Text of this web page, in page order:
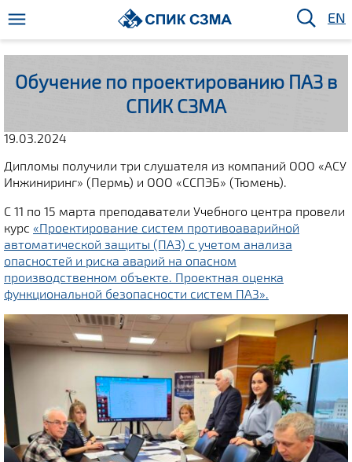
EN
Обучение по проектированию ПАЗ в
СПИК СЗМА
19.03.2024
Дипломы получили три слушателя из компаний ООО «АСУ
Инжиниринг» (Пермь) и ООО «ССПЭБ» (Тюмень).
С 11 по 15 марта преподаватели Учебного центра провели
курс «Проектирование систем противоаварийной
автоматической защиты (ПАЗ) с учетом анализа
опасностей и риска аварий на опасном
производственном объекте. Проектная оценка
функциональной безопасности систем ПАЗ».